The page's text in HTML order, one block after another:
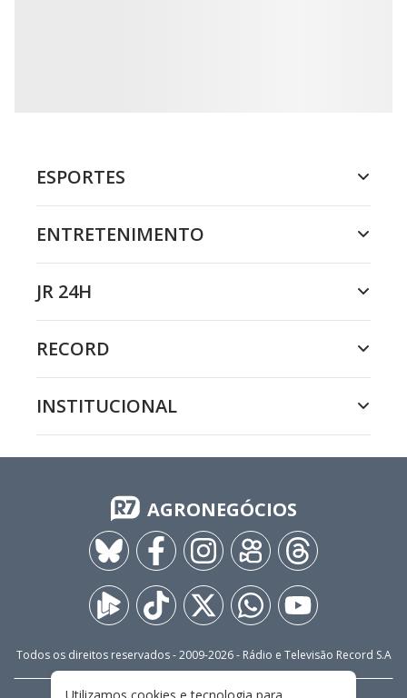
ESPORTES
ENTRETENIMENTO
JR 24H
RECORD
INSTITUCIONAL
AGRONEGÓCIOS
Todos os direitos reservados - 2009-2026- Rádio e Televisão Record S.A